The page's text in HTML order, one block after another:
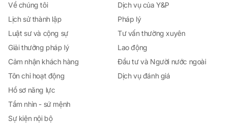
Về chúng tôi
Lịch sử thành lập
Luật sư và cộng sự
Giải thưởng pháp lý
Cảm nhận khách hàng
Tôn chỉ hoạt động
Hồ sơ năng lực
Tầm nhìn - sứ mệnh
Sự kiện nội bộ
Dịch vụ của Y&P
Pháp lý
Tư vấn thường xuyên
Lao động
Đầu tư và Người nước ngoài
Dịch vụ đánh giá